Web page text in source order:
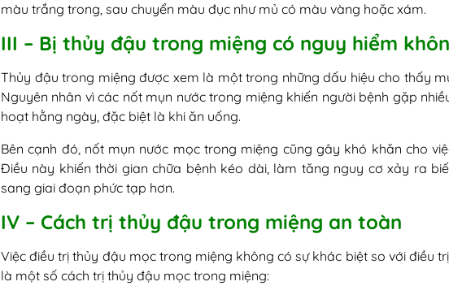
màu trắng trong, sau chuyển màu đục như mủ có màu vàng hoặc xám.
III – Bị thủy đậu trong miệng có nguy hiểm
Thủy đậu trong miệng được xem là một trong những dấu hiệu cho thấy
Nguyên nhân vì các nốt mụn nước trong miệng khiến người bệnh gặp
hoạt hằng ngày, đặc biệt là khi ăn uống.
Bên cạnh đó, nốt mụn nước mọc trong miệng cũng gây khó khăn cho
Điều này khiến thời gian chữa bệnh kéo dài, làm tăng nguy cơ xảy ra
sang giai đoạn phức tạp hơn.
IV – Cách trị thủy đậu trong miệng an toàn
Việc điều trị thủy đậu mọc trong miệng không có sự khác biệt so với điều
là một số cách trị thủy đậu mọc trong miệng: